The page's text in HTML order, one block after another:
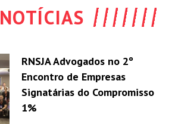
NOTÍCIAS
RNSJA Advogados no 2º
Encontro de Empresas
Signatárias do Compromisso
1%